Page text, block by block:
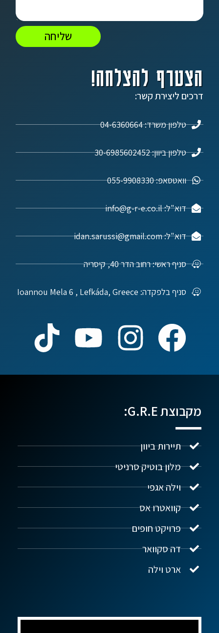
הצטרף להצלחה!
דרכים ליצירת קשר:
טלפון משרד: 04-6360664
טלפון ביוון: 30-6985602452
וואטסאפ: 055-9908330
דוא"ל: info@g-r-e.co.il
דוא"ל: idan.sarussi@gmail.com
סניף ראשי: רחוב הדר 40, קיסריה
סניף בלפקדה: Ioannou Mela 6 , Lefkáda, Greece
שליחה
מקבוצת G.R.E:
תיירות ביוון
מלון בוטיק סרניטי
וילה אגפי
קוואטרו אס
פרויקט חופים
דה סקוואר
ארט וילה
נדל"ן ביוון G.R.E
שלום! איך אפשר לעזור?